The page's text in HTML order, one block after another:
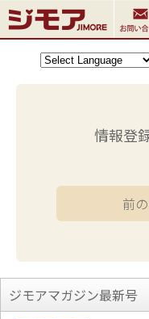
情報登
前
ジモアマガジン最新号